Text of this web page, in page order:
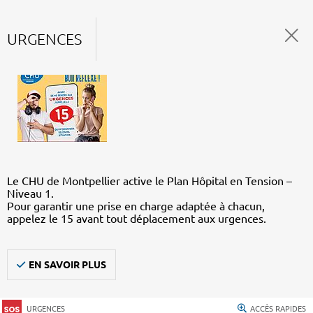
URGENCES
Le CHU de Montpellier active le Plan Hôpital en Tension –
Niveau 1.
Pour garantir une prise en charge adaptée à chacun,
appelez le 15 avant tout déplacement aux urgences.
EN SAVOIR PLUS
URGENCES ACCÈS RAPIDES